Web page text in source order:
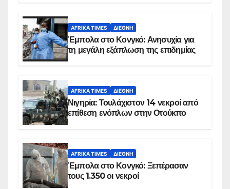
AFRIKA TIMES ΔΙΕΘΝΉ
Έμπολα στο Κονγκό: Ανησυχία για
τη μεγάλη εξάπλωση της επιδημίας
AFRIKA TIMES ΔΙΕΘΝΉ
Νιγηρία: Τουλάχιστον 14 νεκροί από
επίθεση ενόπλων στην Οτούκπο
AFRIKA TIMES ΔΙΕΘΝΉ
Έμπολα στο Κονγκό: Ξεπέρασαν
τους 1.350 οι νεκροί